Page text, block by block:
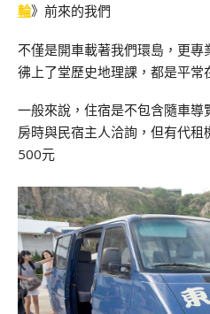
輪》前來的我們
不僅是開車載著我們環島，更
彿上了堂歷史地理課，都是平常
一般來說，住宿是不包含隨車
房時與民宿主人洽詢，但有代
500元